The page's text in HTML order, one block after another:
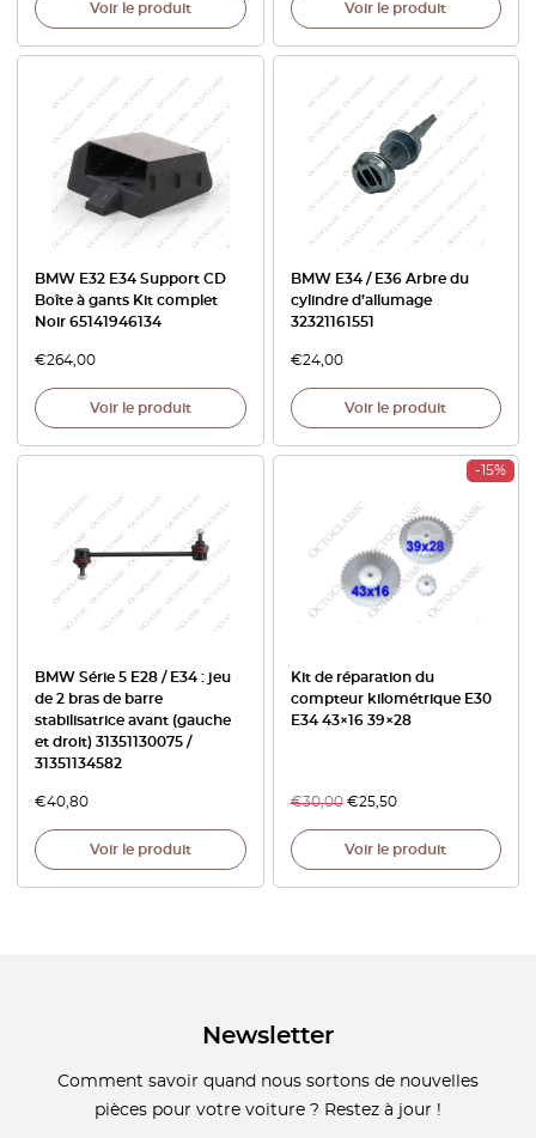
Voir le produit Voir le produit
BMW E32 E34 Support CD
Boîte à gants Kit complet
Noir 65141946134
€264,00
Voir le produit
BMW E34 / E36 Arbre du
cylindre d’allumage
32321161551
€24,00
Voir le produit
BMW Série 5 E28 / E34 : jeu
de 2 bras de barre
stabilisatrice avant (gauche
et droit) 31351130075 /
31351134582
€40,80
Voir le produit
-15%
Kit de réparation du
compteur kilométrique E30
E34 43×16 39×28
€30,00 €25,50
Voir le produit
Newsletter
Comment savoir quand nous sortons de nouvelles
pièces pour votre voiture ? Restez à jour !